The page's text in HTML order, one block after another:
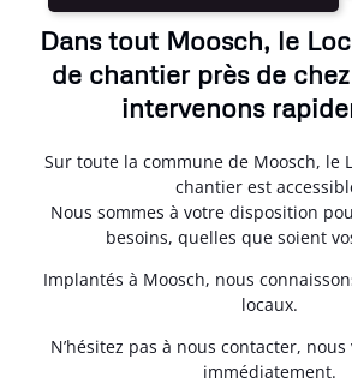
Dans tout Moosch, le
de chantier près de
intervenons
Sur toute la commune de Moosch, le
chantier est
Nous sommes à votre disposition
besoins, quelles que soient
Implantés à Moosch, nous
locaux.
N’hésitez pas à nous contacter,
immédiatement.